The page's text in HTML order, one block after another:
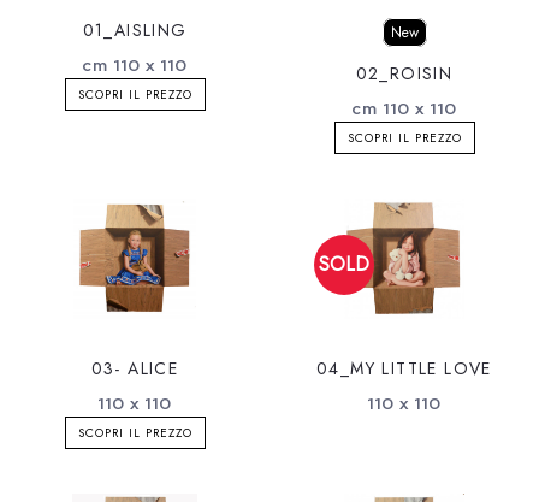
01_AISLING
cm 110 x 110
SCOPRI IL PREZZO
New
02_ROISIN
cm 110 x 110
SCOPRI IL PREZZO
03- ALICE
110 x 110
SCOPRI IL PREZZO
04_MY LITTLE LOVE
110 x 110